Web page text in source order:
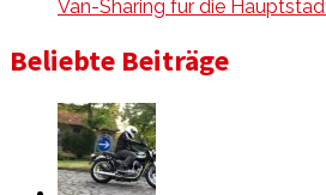
Van-Sharing für die
Beliebte Beiträge